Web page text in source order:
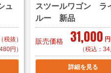
1台 ￥2,200～（自社便
＊区により異な
■東京23区 1台 ￥5,500～（自
1台 ￥8,800～（自社便
＊複数商品の同時配送
ュ
（税抜）
円）
スツールワゴン ラ
ルー 新品
販売価格 31,000 円
（税込：
詳細を見る